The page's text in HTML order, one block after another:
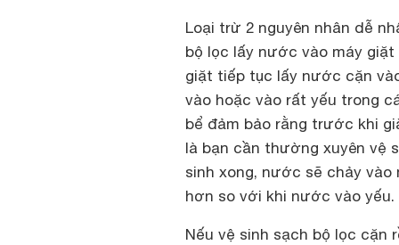
Loại trừ 2 nguyên nhân dễ
bộ lọc lấy nước vào máy
giặt tiếp tục lấy nước cặn
vào hoặc vào rất yếu trong
bể đảm bảo rằng trước khi
là bạn cần thường xuyên vệ
sinh xong, nước sẽ chảy
hơn so với khi nước vào yếu.
Nếu vệ sinh sạch bộ lọc cặn